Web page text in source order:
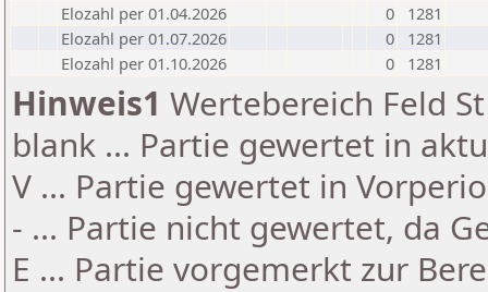
Elozahl per 01.04.2026
0
1281
Elozahl per 01.07.2026
0
1281
Elozahl per 01.10.2026
0 1281
Hinweis1 Wertebereich Feld
blank ... Partie gewertet in
V ... Partie gewertet in
- ... Partie nicht gewertet, da
E ... Partie vorgemerkt zur